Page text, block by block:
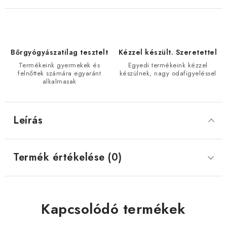
Bőrgyógyászatilag tesztelt
Termékeink gyermekek és
felnőttek számára egyaránt
alkalmasak
Kézzel készült. Szeretettel
Egyedi termékeink kézzel
készülnek, nagy odafigyeléssel
Leírás
Termék értékelése (0)
Kapcsolódó termékek